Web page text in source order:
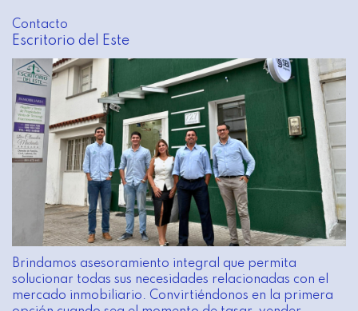
Contacto
Escritorio del Este
Brindamos asesoramiento integral que permita
solucionar todas sus necesidades relacionadas con el
mercado inmobiliario. Convirtiéndonos en la primera